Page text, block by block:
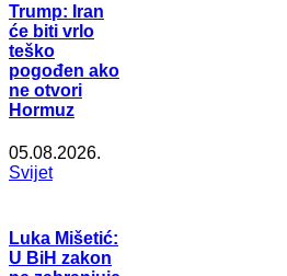
Trump: Iran
će biti vrlo
teško
pogođen ako
ne otvori
Hormuz
05.08.2026.
Svijet
Luka Mišetić:
U BiH zakon